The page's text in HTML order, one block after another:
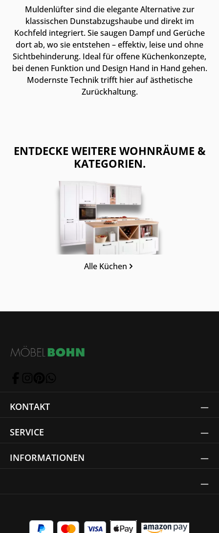
Muldenlüfter sind die elegante Alternative zur
klassischen Dunstabzugshaube und direkt im
Kochfeld integriert. Sie saugen Dampf und Gerüche
dort ab, wo sie entstehen – effektiv, leise und ohne
Sichtbehinderung. Ideal für offene Küchenkonzepte,
bei denen Funktion und Design Hand in Hand gehen.
Modernste Technik trifft hier auf ästhetische
Zurückhaltung.
ENTDECKE WEITERE WOHNRÄUME &
KATEGORIEN.
Kategoriegalerie überspringen
Alle Küchen
KONTAKT
SERVICE
INFORMATIONEN